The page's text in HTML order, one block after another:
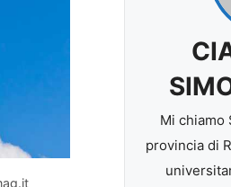
Mi chiamo
provincia di